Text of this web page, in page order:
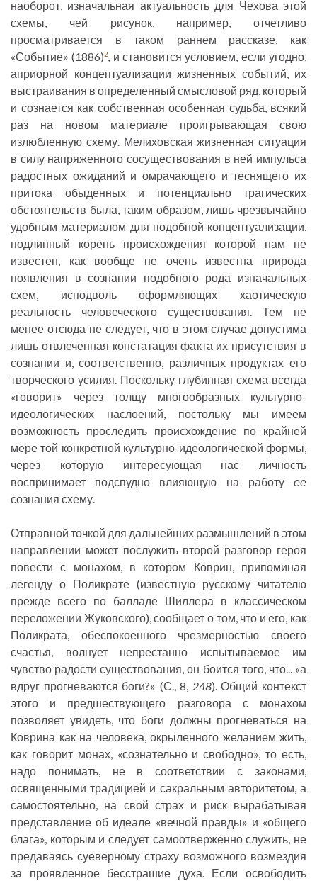
наоборот, изначальная актуальность для Чехова этой
схемы, чей рисунок, например, отчетливо
просматривается в таком раннем рассказе, как
«Событие» (1886)2, и становится условием, если угодно,
априорной концептуализации жизненных событий, их
выстраивания в определенный смысловой ряд, который
и сознается как собственная особенная судьба, всякий
раз на новом материале проигрывающая свою
излюбленную схему. Мелиховская жизненная ситуация
в силу напряженного сосуществования в ней импульса
радостных ожиданий и омрачающего и теснящего их
притока обыденных и потенциально трагических
обстоятельств была, таким образом, лишь чрезвычайно
удобным материалом для подобной концептуализации,
подлинный корень происхождения которой нам не
известен, как вообще не очень известна природа
появления в сознании подобного рода изначальных
схем, исподволь оформляющих хаотическую
реальность человеческого существования. Тем не
менее отсюда не следует, что в этом случае допустима
лишь отвлеченная констатация факта их присутствия в
сознании и, соответственно, различных продуктах его
творческого усилия. Поскольку глубинная схема всегда
«говорит» через толщу многообразных культурно-
идеологических наслоений, постольку мы имеем
возможность проследить происхождение по крайней
мере той конкретной культурно-идеологической формы,
через которую интересующая нас личность
воспринимает подспудно влияющую на работу ее
сознания схему.
Отправной точкой для дальнейших размышлений в этом
направлении может послужить второй разговор героя
повести с монахом, в котором Коврин, припоминая
легенду о Поликрате (известную русскому читателю
прежде всего по балладе Шиллера в классическом
переложении Жуковского), сообщает о том, что и его, как
Поликрата, обеспокоенного чрезмерностью своего
счастья, волнует непрестанно испытываемое им
чувство радости существования, он боится того, что... «а
вдруг прогневаются боги?» (С., 8, 248). Общий контекст
этого и предшествующего разговора с монахом
позволяет увидеть, что боги должны прогневаться на
Коврина как на человека, окрыленного желанием жить,
как говорит монах, «сознательно и свободно», то есть,
надо понимать, не в соответствии с законами,
освященными традицией и сакральным авторитетом, а
самостоятельно, на свой страх и риск вырабатывая
представление об идеале «вечной правды» и «общего
блага», которым и следует самоотверженно служить, не
предаваясь суеверному страху возможного возмездия
за проявленное бесстрашие духа. Если освободить